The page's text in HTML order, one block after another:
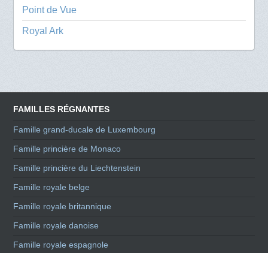
Point de Vue
Royal Ark
FAMILLES RÉGNANTES
Famille grand-ducale de Luxembourg
Famille princière de Monaco
Famille princière du Liechtenstein
Famille royale belge
Famille royale britannique
Famille royale danoise
Famille royale espagnole